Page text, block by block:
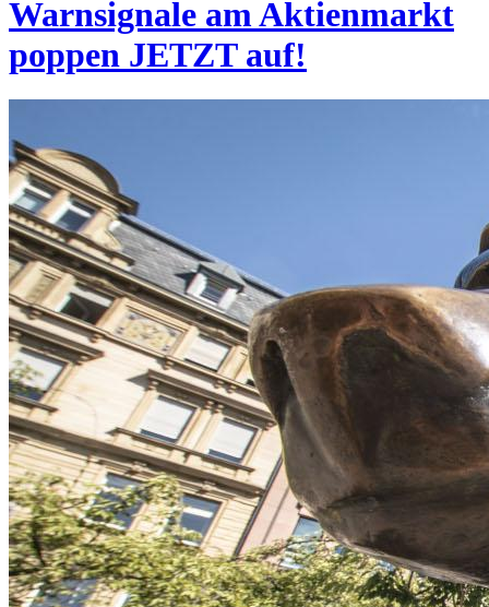
Warnsignale am Aktienmarkt
poppen JETZT auf!